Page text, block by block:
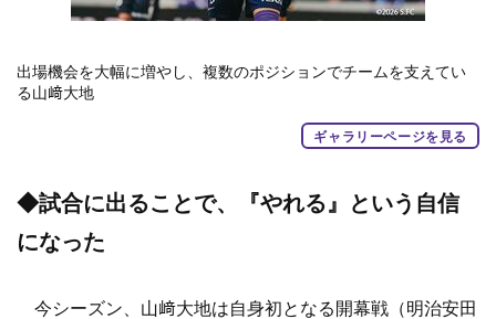
出場機会を大幅に増やし、複数のポジションでチームを支えてい
る山﨑大地
ギャラリーページを見る
◆試合に出ることで、『やれる』という自信
になった
今シーズン、山﨑大地は自身初となる開幕戦（明治安田